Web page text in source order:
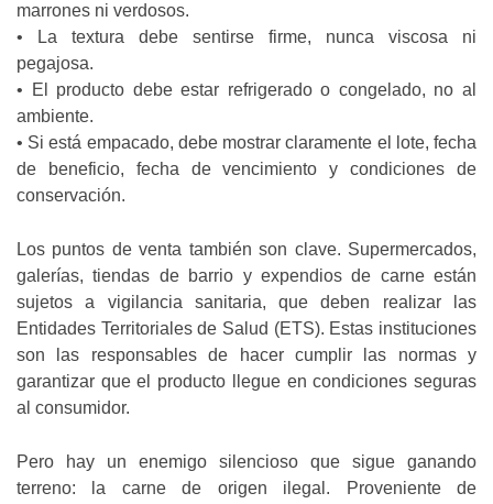
marrones ni verdosos.
• La textura debe sentirse firme, nunca viscosa ni
pegajosa.
• El producto debe estar refrigerado o congelado, no al
ambiente.
• Si está empacado, debe mostrar claramente el lote, fecha
de beneficio, fecha de vencimiento y condiciones de
conservación.
Los puntos de venta también son clave. Supermercados,
galerías, tiendas de barrio y expendios de carne están
sujetos a vigilancia sanitaria, que deben realizar las
Entidades Territoriales de Salud (ETS). Estas instituciones
son las responsables de hacer cumplir las normas y
garantizar que el producto llegue en condiciones seguras
al consumidor.
Pero hay un enemigo silencioso que sigue ganando
terreno: la carne de origen ilegal. Proveniente de